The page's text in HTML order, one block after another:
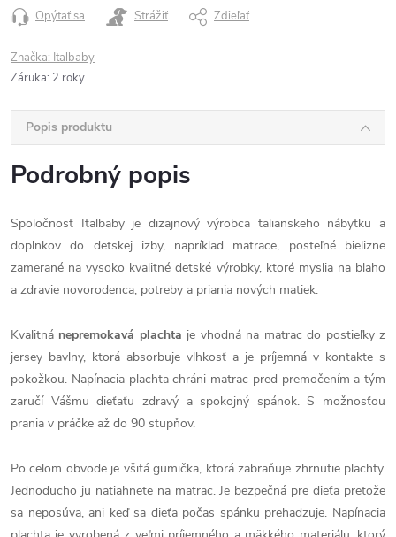
Opýtať sa Strážiť Zdieľať
Značka: Italbaby
Záruka: 2 roky
Popis produktu
Podrobný popis
Spoločnosť Italbaby je dizajnový výrobca talianskeho nábytku a
doplnkov do detskej izby, napríklad matrace, posteľné bielizne
zamerané na vysoko kvalitné detské výrobky, ktoré myslia na blaho
a zdravie novorodenca, potreby a priania nových matiek.
Kvalitná nepremokavá plachta je vhodná na matrac do postieľky z
jersey bavlny, ktorá absorbuje vlhkosť a je príjemná v kontakte s
pokožkou. Napínacia plachta chráni matrac pred premočením a tým
zaručí Vášmu dieťaťu zdravý a spokojný spánok. S možnosťou
prania v práčke až do 90 stupňov.
Po celom obvode je všitá gumička, ktorá zabraňuje zhrnutie plachty.
Jednoducho ju natiahnete na matrac. Je bezpečná pre dieťa pretože
sa neposúva, ani keď sa dieťa počas spánku prehadzuje. Napínacia